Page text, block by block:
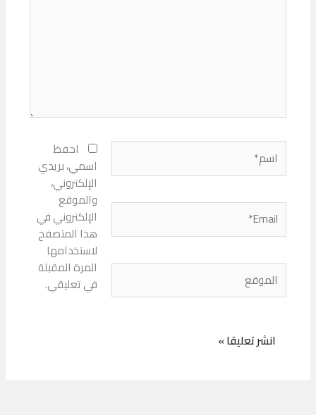
اسم*
Email*
الموقع
احفظ
اسمي، بريدي
الإلكتروني،
والموقع
الإلكتروني في
هذا المتصفح
لاستخدامها
المرة المقبلة
في تعليقي.